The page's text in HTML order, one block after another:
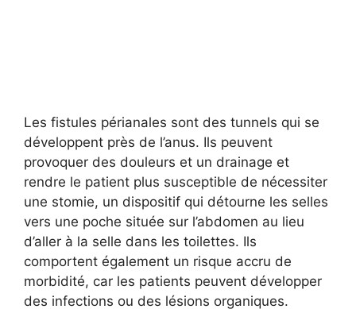
Les fistules périanales sont des tunnels qui se
développent près de l’anus. Ils peuvent
provoquer des douleurs et un drainage et
rendre le patient plus susceptible de nécessiter
une stomie, un dispositif qui détourne les selles
vers une poche située sur l’abdomen au lieu
d’aller à la selle dans les toilettes. Ils
comportent également un risque accru de
morbidité, car les patients peuvent développer
des infections ou des lésions organiques.